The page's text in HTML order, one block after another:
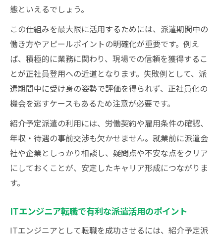
態といえるでしょう。
この仕組みを最大限に活用するためには、派遣期間中の
働き方やアピールポイントの明確化が重要です。例え
ば、積極的に業務に関わり、現場での信頼を獲得するこ
とが正社員登用への近道となります。失敗例として、派
遣期間中に受け身の姿勢で評価を得られず、正社員化の
機会を逃すケースもあるため注意が必要です。
紹介予定派遣の利用には、労働契約や雇用条件の確認、
年収・待遇の事前交渉も欠かせません。就業前に派遣会
社や企業としっかり相談し、疑問点や不安な点をクリア
にしておくことが、安定したキャリア形成につながりま
す。
ITエンジニア転職で有利な派遣活用のポイント
ITエンジニアとして転職を成功させるには、紹介予定派